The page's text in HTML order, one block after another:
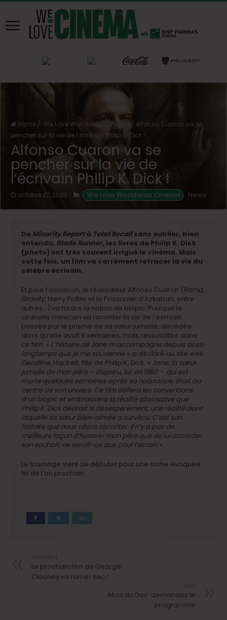
Home / We Love Worldwide Cinema / Alfonso Cuaron va se
pencher sur la vie de l’écrivain Philip K. Dick !
Alfonso Cuaron va se
pencher sur la vie de
l’écrivain Philip K. Dick !
octobre 27, 2023 We Love Worldwide Cinema , News
De Minority Reportà Total Recallsans oublier, bien
entendu, Blade Runner, les livres de Philip K. Dick
(photo) ont très souvent irrigué le cinéma. Mais
cette fois, un film va carrément retracer la vie du
célèbre écrivain.
Et pour l’occasion, le réalisateur Alfonso Cuaron (Roma,
Gravity, Harry Potter et le Prisonnier d’Azkaban, entre
autres…) va tordre la notion de biopic. Puisque le
cinéaste mexicain va raconter la vie de l’écrivain
passée par le prisme de sa sœur jumelle, décédée
alors qu’elle avait 6 semaines, mais ressuscitée dans
ce film. « L’histoire de Jane m’accompagne depuis aussi
longtemps que je me souvienne », a déclaré au site web
Deadline, Hackett, fille de Philip K. Dick. « Jane, la sœur
jumelle de mon père – disparu, lui, en 1982 – qui est
morte quelques semaines après sa naissance, était au
centre de son univers. Ce film défiera les conventions
d’un biopic et embrassera la réalité alternative que
Philip K. Dick désirait si désespérément, une réalité dans
laquelle sa sœur bien-aimée a survécu. C’est son
histoire que nous allons raconter. Il n’y a pas de
meilleure façon d’honorer mon père que de lui accorder
son souhait, ne serait-ce que pour l’écran. »
Le tournage vient de débuter pour une sortie évoquée
fin de l’an prochain…
Le prochain film de George
Clooney va ramer sec !
Mois du Doc: demandez le
programme